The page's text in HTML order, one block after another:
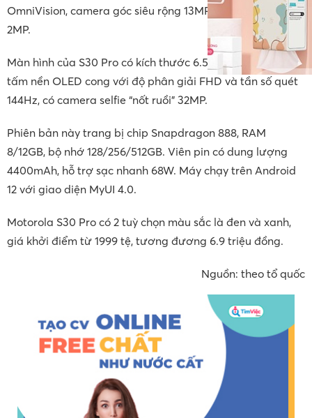
OmniVision, camera góc siêu rộng 13MP và đo chiều sâu
2MP.
Màn hình của S30 Pro có kích thước 6.55 inch, sử dụng
tấm nền OLED cong với độ phân giải FHD và tần số quét
144Hz, có camera selfie “nốt ruồi” 32MP.
Phiên bản này trang bị chip Snapdragon 888, RAM
8/12GB, bộ nhớ 128/256/512GB. Viên pin có dung lượng
4400mAh, hỗ trợ sạc nhanh 68W. Máy chạy trên Android
12 với giao diện MyUI 4.0.
Motorola S30 Pro có 2 tuỳ chọn màu sắc là đen và xanh,
giá khởi điểm từ 1999 tệ, tương đương 6.9 triệu đồng.
Nguồn: theo tổ quốc